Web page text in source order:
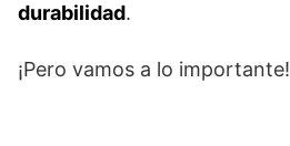
durabilidad.
¡Pero vamos a lo importante!